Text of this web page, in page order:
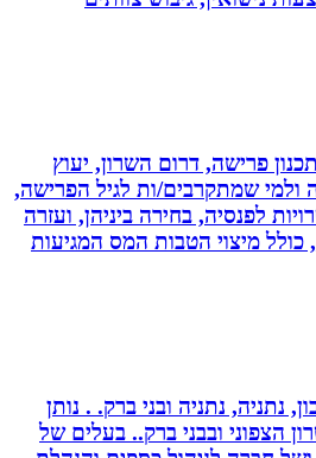
פרישה, דרום השרון, יעוץ
שמתקרבים/ות לגיל הפרישה,
לפנסיה, בחירה ביניהן, ועזרה
מיצוי הטבות המס המגיעות
נתניה ובני ברק. . נותן
הצפוני ובבני ברק.. בעלים של